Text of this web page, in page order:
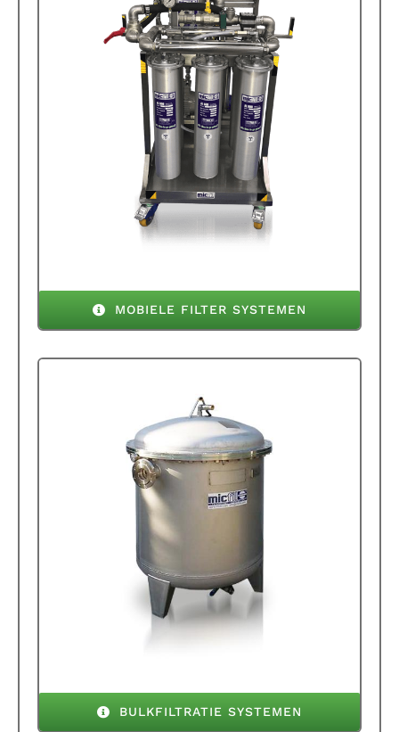
MOBIELE FILTER SYSTEMEN
BULKFILTRATIE SYSTEMEN